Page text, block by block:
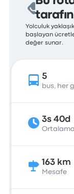
Yolculuk
başlayan
değer sunar.
5
bus, her
3s 40d
163 km
Mesafe